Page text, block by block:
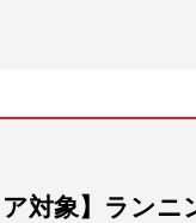
ア対象】ラン